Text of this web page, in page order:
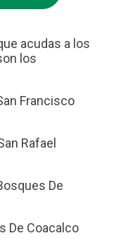
acudas a los
los
Francisco
Rafael
De
De Coacalco